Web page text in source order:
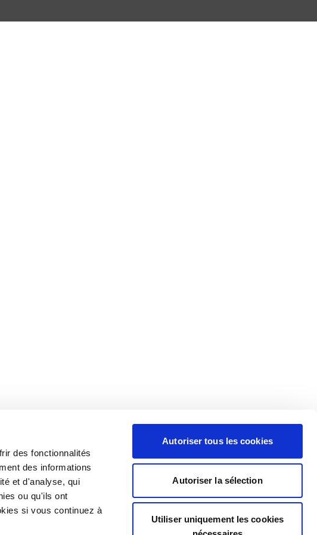
des fonctionnalités
des informations
et d'analyse, qui
ou qu'ils ont
si vous continuez à
Autoriser tous les cookies
Autoriser la sélection
Utiliser uniquement les cookies